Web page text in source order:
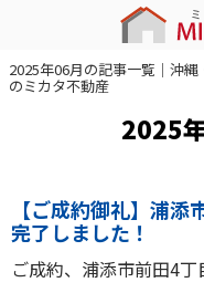
2025年06月の記事一覧｜沖
のミカタ不動産
2025
【ご成約御礼】浦
完了しました！
ご成約、浦添市前田4